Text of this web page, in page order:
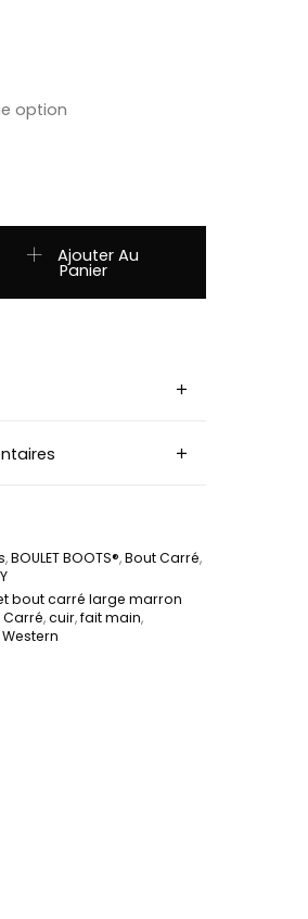
Ajouter Au
Panier
,BOULET BOOTS®,Bout Carré,
bout carré large marron
,cuir,fait main,
Western